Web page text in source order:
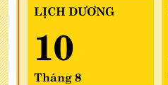
LỊCH DƯƠNG
10
Tháng 8